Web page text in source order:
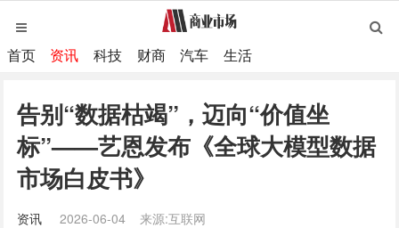
首页 资讯 科技 财商 汽车 生活
告别“数据枯竭”，迈向“价值坐
标”——艺恩发布《全球大模型数据
市场白皮书》
资讯 2026-06-04 来源:互联网